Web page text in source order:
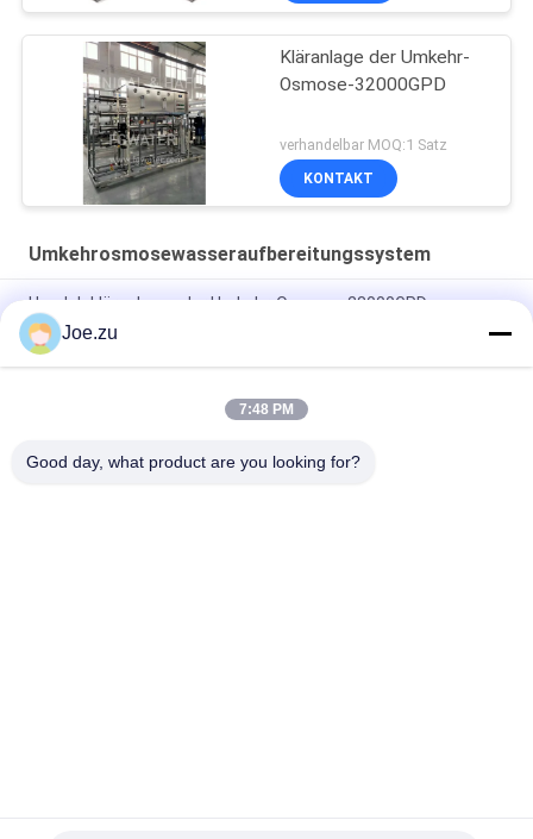
Kläranlage der Umkehr-
Osmose-32000GPD
verhandelbar MOQ:1 Satz
KONTAKT
Umkehrosmosewasseraufbereitungssystem
Handelskläranlagen der Umkehr-Osmose-28000GPD
Handelskläranlage der Umkehr-Osmose-36000GPD
IoT Smart Remote Monitoring Umkehrosmose-
Wasseraufbereitungssystem 100TPD PLC Touchscreen
Joe.zu
7:48 PM
Good day, what product are you looking for?